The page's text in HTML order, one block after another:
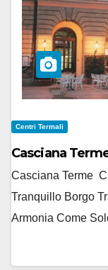
Centri Termali
Casciana
Casciana Terme
Tranquillo Borgo
Armonia Come